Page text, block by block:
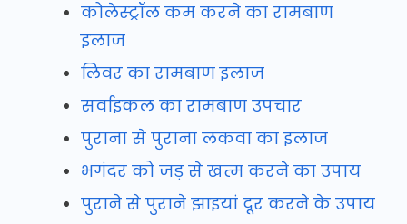
कोलेस्ट्रॉल कम करने का रामबाण
इलाज
लिवर का रामबाण इलाज
सर्वाइकल का रामबाण उपचार
पुराना से पुराना लकवा का इलाज
भगंदर को जड़ से खत्म करने का उपाय
पुराने से पुराने झाइयां दूर करने के उपाय